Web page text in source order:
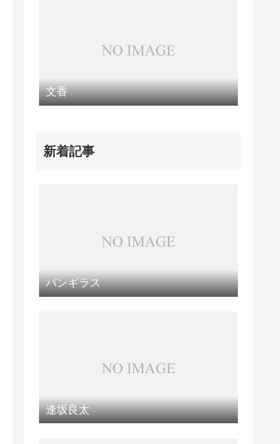
文香
新着記事
バンギラス
逢坂良太